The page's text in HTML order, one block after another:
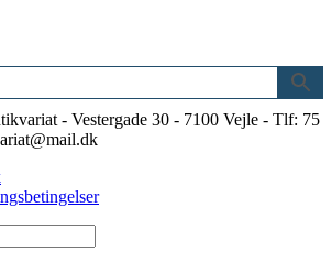
- Vestergade 30 - 7100 Vejle - Tlf: 75